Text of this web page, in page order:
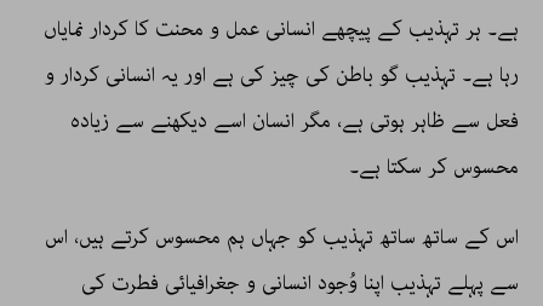
ہے۔ ہر تہذیب کے پیچھے انسانی عمل و محنت کا کردار نمایاں
رہا ہے۔ تہذیب گو باطن کی چیز کی ہے اور یہ انسانی کردار و
فعل سے ظاہر ہوتی ہے، مگر انسان اسے دیکھنے سے زیادہ
محسوس کر سکتا ہے۔
اس کے ساتھ ساتھ تہذیب کو جہاں ہم محسوس کرتے ہیں، اس
سے پہلے تہذیب اپنا وُجود انسانی و جغرافیائی فطرت کی